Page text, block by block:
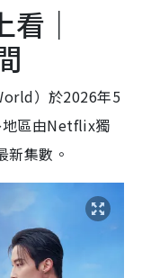
｜
）於2026年5
地區由Netflix獨
新集數。